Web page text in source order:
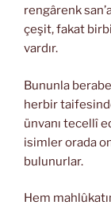
rengârenk
çeşit, fakat
vardır.
Bununla
herbir
ünvanı tecellî
isimler orada
bulunurlar.
Hem